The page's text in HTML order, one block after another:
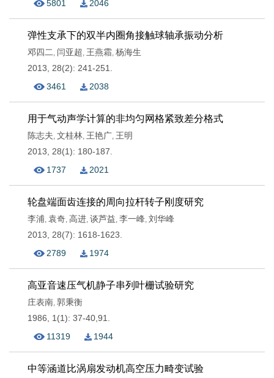
5801
2046
弹性支承下的双半内圈角接触球轴承振动分析
邓四二 , 闫亚超 , 王燕霜, 杨海生
2013, 28(2): 241-251.
3461
2038
用于气动声学计算的非均匀网格紧致差分格式
陈志夫, 文桂林, 王艳广, 王明
2013, 28(1): 180-187.
1737
2021
轮盘端面齿连接的周向拉杆转子刚度研究
李浦, 袁奇, 高进, 谈芦益, 李一峰, 刘华峰
2013, 28(7): 1618-1623.
2789
1974
高亚音速压气机静子串列叶栅试验研究
庄表南, 郭秉衡
1986, 1(1): 37-40,91.
11319
1944
中等涵道比涡扇发动机高空压力畸变试验